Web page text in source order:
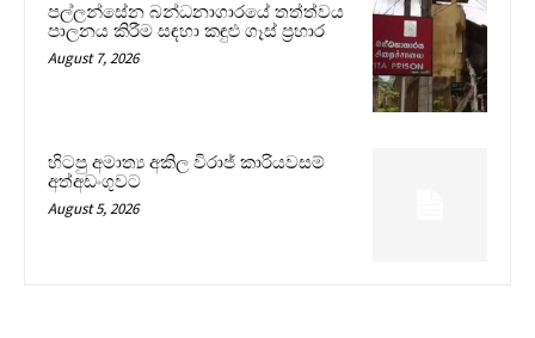
පල්ලන්සේන බන්ධනාගාරයේ තත්ත්වය
පාලනය කිරීම සඳහා කඳුළු ගෑස් ප්‍රහාර
August 7, 2026
හිටපු අමාත්‍ය අකිල විරාජ් කාරියවසම්
අත්අඩංගුවට
August 5, 2026